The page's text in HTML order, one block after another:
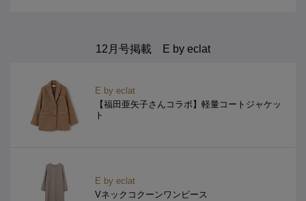
12月号掲載 E by eclat
E by eclat
【福田亜矢子さんコラボ】軽量コートジャケッ
ト
E by eclat
Vネックコクーンワンピース